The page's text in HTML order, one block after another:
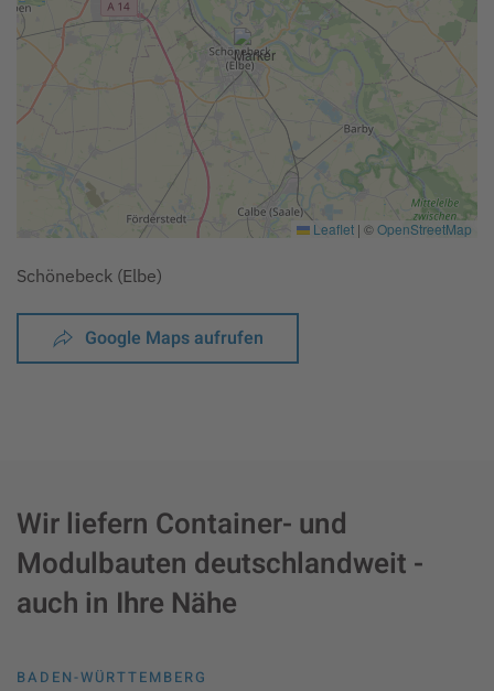
Leaflet | ©OpenStreetMap
Schönebeck (Elbe)
Google Maps aufrufen
Wir liefern Container- und
Modulbauten deutschlandweit -
auch in Ihre Nähe
BADEN-WÜRTTEMBERG